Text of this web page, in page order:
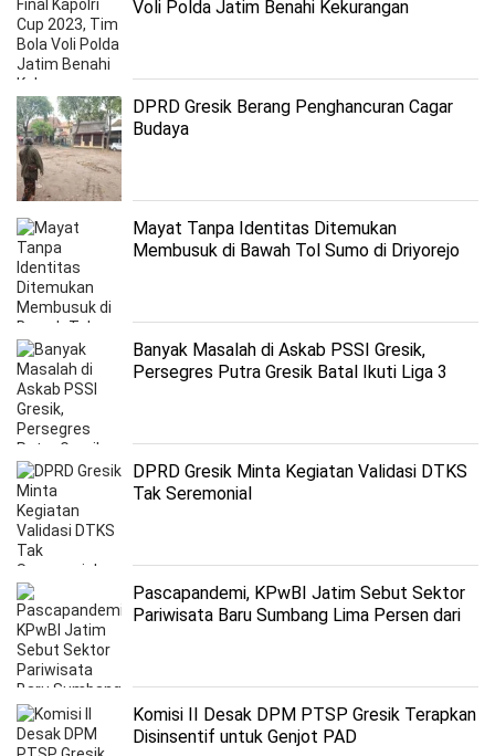
Voli Polda Jatim Benahi Kekurangan
DPRD Gresik Berang Penghancuran Cagar
Budaya
Mayat Tanpa Identitas Ditemukan
Membusuk di Bawah Tol Sumo di Driyorejo
Banyak Masalah di Askab PSSI Gresik,
Persegres Putra Gresik Batal Ikuti Liga 3
DPRD Gresik Minta Kegiatan Validasi DTKS
Tak Seremonial
Pascapandemi, KPwBI Jatim Sebut Sektor
Pariwisata Baru Sumbang Lima Persen dari
Komisi II Desak DPM PTSP Gresik Terapkan
Disinsentif untuk Genjot PAD